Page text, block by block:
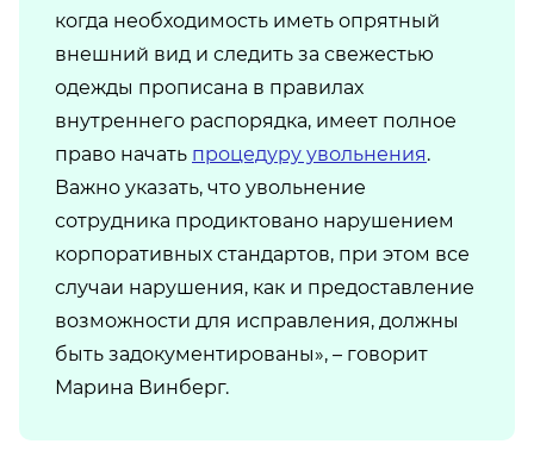
когда необходимость иметь опрятный
внешний вид и следить за свежестью
одежды прописана в правилах
внутреннего распорядка, имеет полное
право начать процедуру увольнения.
Важно указать, что увольнение
сотрудника продиктовано нарушением
корпоративных стандартов, при этом все
случаи нарушения, как и предоставление
возможности для исправления, должны
быть задокументированы», – говорит
Марина Винберг.